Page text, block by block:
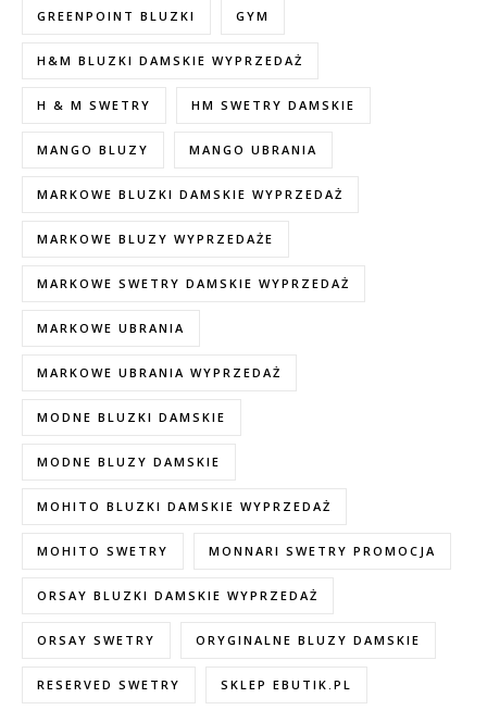
GREENPOINT BLUZKI GYM
H&M BLUZKI DAMSKIE WYPRZEDAŻ
H & M SWETRY HM SWETRY DAMSKIE
MANGO BLUZY MANGO UBRANIA
MARKOWE BLUZKI DAMSKIE WYPRZEDAŻ
MARKOWE BLUZY WYPRZEDAŻE
MARKOWE SWETRY DAMSKIE WYPRZEDAŻ
MARKOWE UBRANIA
MARKOWE UBRANIA WYPRZEDAŻ
MODNE BLUZKI DAMSKIE
MODNE BLUZY DAMSKIE
MOHITO BLUZKI DAMSKIE WYPRZEDAŻ
MOHITO SWETRY MONNARI SWETRY PROMOCJA
ORSAY BLUZKI DAMSKIE WYPRZEDAŻ
ORSAY SWETRY ORYGINALNE BLUZY DAMSKIE
RESERVED SWETRY SKLEP EBUTIK.PL